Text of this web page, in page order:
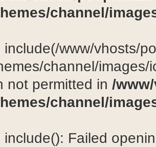
channel/
include(/www/vhosts/
channel/
not permitted in /
channel/
include(): Failed